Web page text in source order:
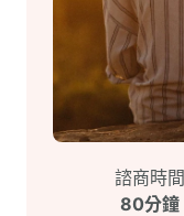
諮商時間
80分鐘